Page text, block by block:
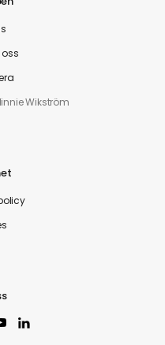
Wikström